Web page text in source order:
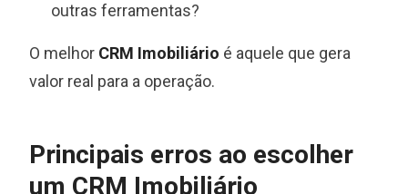
outras ferramentas?
O melhor CRM Imobiliário é aquele que gera
valor real para a operação.
Principais erros ao escolher
um CRM Imobiliário